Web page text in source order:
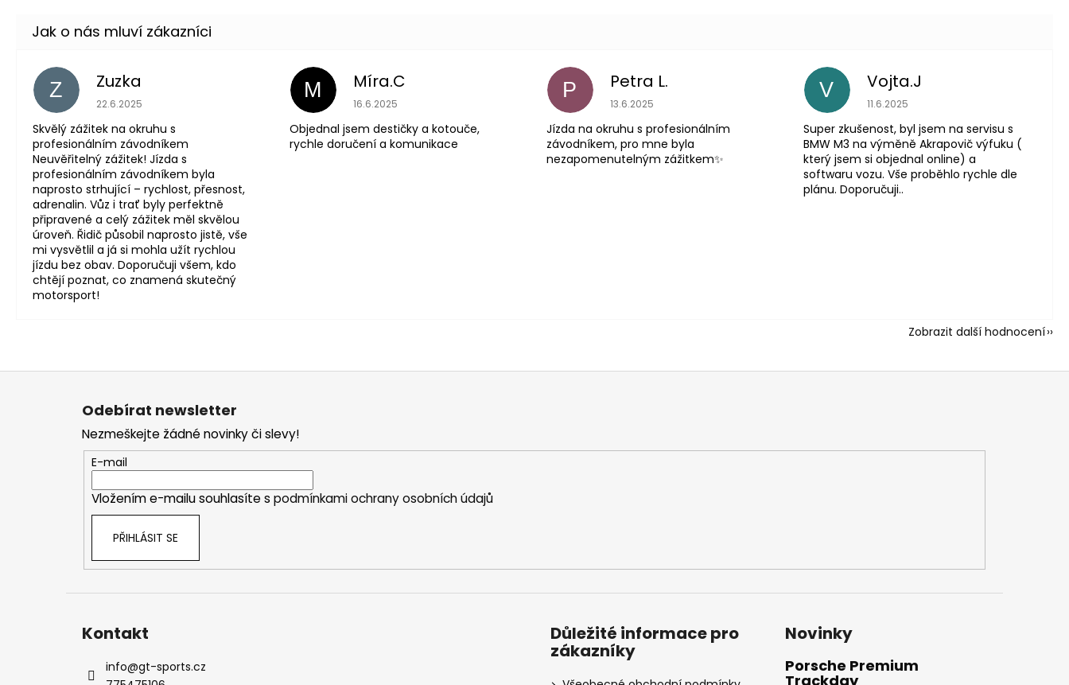
Z Zuzka
Hodnocení obchodu je 5 z 5 hvězdiček.
22.6.2025
Skvělý zážitek na okruhu s
profesionálním závodníkem
Neuvěřitelný zážitek! Jízda s
profesionálním závodníkem byla
naprosto strhující – rychlost, přesnost,
adrenalin. Vůz i trať byly perfektně
připravené a celý zážitek měl skvělou
úroveň. Řidič působil naprosto jistě, vše
mi vysvětlil a já si mohla užít rychlou
jízdu bez obav. Doporučuji všem, kdo
chtějí poznat, co znamená skutečný
motorsport!
M Míra.C
Hodnocení obchodu je 5 z 5 hvězdiček.
16.6.2025
Objednal jsem destičky a kotouče,
rychle doručení a komunikace
P Petra L.
Hodnocení obchodu je 5 z 5 hvězdiček.
13.6.2025
Jízda na okruhu s profesionálním
závodníkem, pro mne byla
nezapomenutelným zážitkem✨
V Vojta.J
Hodnocení obchodu je 5 z 5
11.6.2025
Super zkušenost, byl jsem na servisu s
BMW M3 na výměně Akrapovič výfuku (
který jsem si objednal online) a
softwaru vozu. Vše proběhlo rychle dle
plánu. Doporučuji..
Zobrazit další hodnocení
Z
Odebírat newsletter
Nezmeškejte žádné novinky či slevy!
E-mail
Vložením e-mailu souhlasíte s podmínkami ochrany osobních údajů
PŘIHLÁSIT SE
Kontakt
info@gt-sports.cz
Důležité informace pro
zákazníky
Novinky
Porsche Premium
Trackday